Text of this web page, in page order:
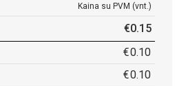
Kaina su PVM (vnt.)
€0.15
€0.10
€0.10